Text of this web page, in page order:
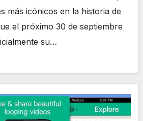
más icónicos en la historia de
el próximo 30 de septiembre
su…